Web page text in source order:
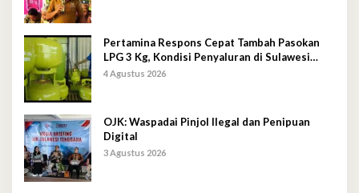
Pertamina Respons Cepat Tambah Pasokan
LPG 3 Kg, Kondisi Penyaluran di Sulawesi
Selatan Berlangsung Kondusif
4 Agustus 2026
OJK: Waspadai Pinjol Ilegal dan Penipuan
Digital
3 Agustus 2026